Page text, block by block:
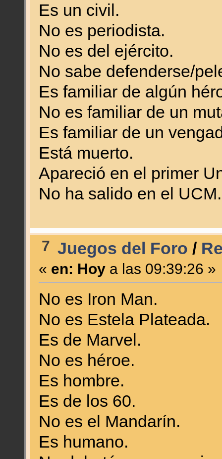
Es un civil.
No es periodista.
No es del ejército.
No sabe defenderse/
Es familiar de algún
No es familiar de un
Es familiar de un
Está muerto.
Apareció en el primer
No ha salido en el UCM.
7 Juegos del Foro /
« en: Hoya las 09:39:26 »
No es Iron Man.
No es Estela Plateada.
Es de Marvel.
No es héroe.
Es hombre.
Es de los 60.
No es el Mandarín.
Es humano.